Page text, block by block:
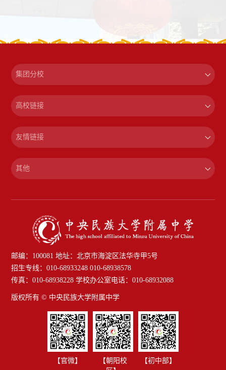
集团分校
高校链接
友情链接
其他
邮编：100081 地址：北京市海淀区法华寺甲5号
招生专线：010-68933248 010-68938578
传真：010-68938228 学校办公室电话：010-68932088
版权所有 © 中央民族大学附属中学
【官微】
【朝阳校
【初中部】